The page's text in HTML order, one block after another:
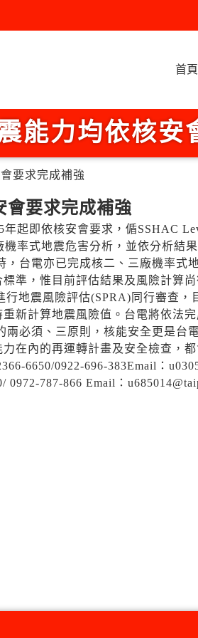
首頁
能力均依核安
要求完成補強
會要求完成補強
起即依核安會要求，偱SSHAC
率式地震危害分析，並依分析結
台電亦已完成核二、三廠機率式
準，惟目前評估結果及風險計算
地震風險評估(SPRA)同行審查，
新計算地震風險值。台電將依法
必須、三原則，核能安全更是台
在內的再運轉計畫及安全檢查，
6650/0922-696-383Email：
787-866 Email：